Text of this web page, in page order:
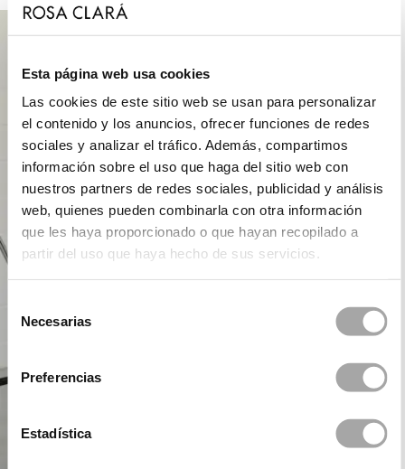
Esta página web usa cookies
Las cookies de este sitio web se usan para personalizar
el contenido y los anuncios, ofrecer funciones de redes
sociales y analizar el tráfico. Además, compartimos
información sobre el uso que haga del sitio web con
nuestros partners de redes sociales, publicidad y análisis
web, quienes pueden combinarla con otra información
que les haya proporcionado o que hayan recopilado a
partir del uso que haya hecho de sus servicios.
Necesarias
Preferencias
Estadística